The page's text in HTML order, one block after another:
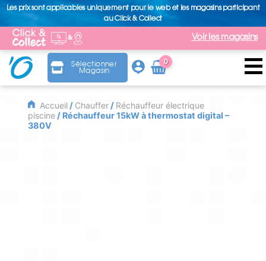
Les prix sont applicables uniquement pour le web et les magasins participant
au Click & Collect
Voir les magasins
Sélectionner
Magasin
0
Arti
cle
Accueil/ Chauffer/ Réchauffeur électrique
piscine/ Réchauffeur 15kW à thermostat digital –
380V